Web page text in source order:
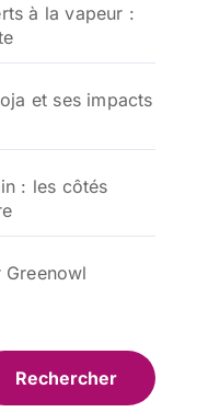
à la vapeur :
et ses impacts
: les côtés